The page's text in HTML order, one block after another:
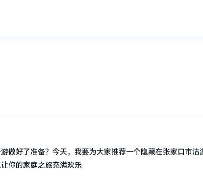
做好了准备？今天，我要为大家推荐一个隐藏在张家口市沽
你的家庭之旅充满欢乐